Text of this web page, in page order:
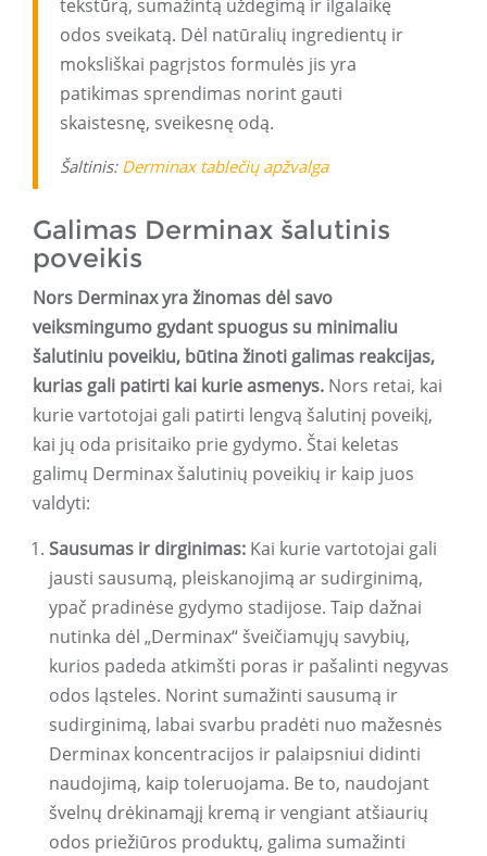
tekstūrą, sumažintą uždegimą ir ilgalaikę
odos sveikatą. Dėl natūralių ingredientų ir
moksliškai pagrįstos formulės jis yra
patikimas sprendimas norint gauti
skaistesnę, sveikesnę odą.
Šaltinis: Derminax tablečių apžvalga
Galimas Derminax šalutinis
poveikis
Nors Derminax yra žinomas dėl savo
veiksmingumo gydant spuogus su minimaliu
šalutiniu poveikiu, būtina žinoti galimas reakcijas,
kurias gali patirti kai kurie asmenys. Nors retai, kai
kurie vartotojai gali patirti lengvą šalutinį poveikį,
kai jų oda prisitaiko prie gydymo. Štai keletas
galimų Derminax šalutinių poveikių ir kaip juos
valdyti:
Sausumas ir dirginimas: Kai kurie vartotojai gali
jausti sausumą, pleiskanojimą ar sudirginimą,
ypač pradinėse gydymo stadijose. Taip dažnai
nutinka dėl „Derminax“ šveičiamųjų savybių,
kurios padeda atkimšti poras ir pašalinti negyvas
odos ląsteles. Norint sumažinti sausumą ir
sudirginimą, labai svarbu pradėti nuo mažesnės
Derminax koncentracijos ir palaipsniui didinti
naudojimą, kaip toleruojama. Be to, naudojant
švelnų drėkinamąjį kremą ir vengiant atšiaurių
odos priežiūros produktų, galima sumažinti